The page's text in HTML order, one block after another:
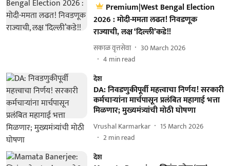
Premium|West Bengal Election
2026 : मोदी-ममता लढत! निवडणूक
राज्याची, लक्ष ‘दिल्ली’कडे!!
सकाळ वृत्तसेवा
30 March 2026
4 min read
देश
DA: निवडणुकीपूर्वी महत्त्वाचा निर्णय! सरकारी
कर्मचाऱ्यांना मार्चपासून प्रलंबित महागाई भत्ता
मिळणार; मुख्यमंत्र्यांची मोठी घोषणा
Vrushal Karmarkar
15 March 2026
2min read
देश